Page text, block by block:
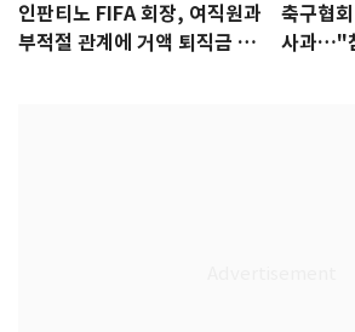
인판티노 FIFA 회장, 여직원과
부적절 관계에 거액 퇴직금 지
축구협
사과…"